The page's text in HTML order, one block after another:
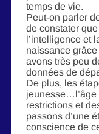
temps de vie.
Peut-on parler
de constater
l’intelligence et
naissance
avons très peu
données de
De plus, les
jeunesse…l’âge
restrictions et
passons d’une
conscience de